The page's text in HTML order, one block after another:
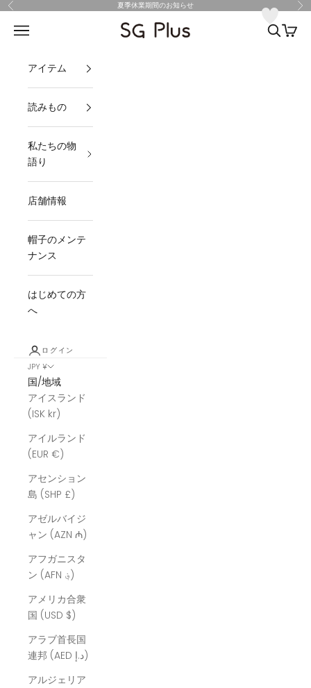
コンテンツへスキップ
前へ 夏季休業期間のお知らせ 次
SG Plus
メニュー 検索カート
アイテム
読みもの
私たちの物
語り
店舗情報
帽子のメンテ
ナンス
はじめての方
へ
ログイン
JPY ¥
国/地域
アイスランド
(ISK kr)
アイルランド
(EUR €)
アセンション
島 (SHP £)
アゼルバイジ
ャン (AZN ₼)
アフガニスタ
ン (AFN ؋)
アメリカ合衆
国 (USD $)
アラブ首長国
連邦 (AED د.إ)
アルジェリア